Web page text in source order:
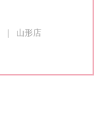
山形店